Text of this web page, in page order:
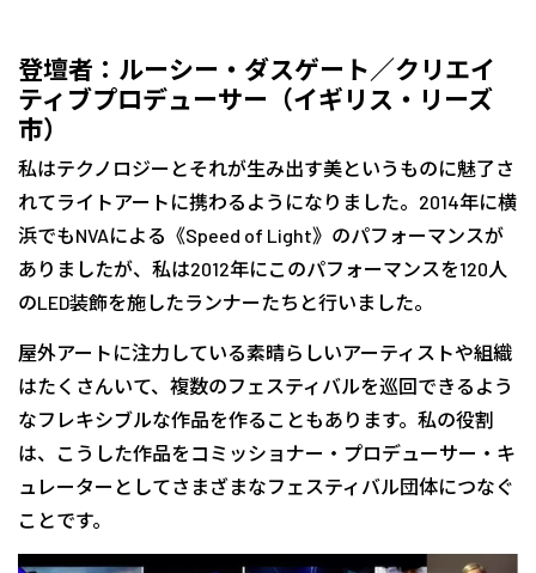
登壇者：ルーシー・ダスゲート／クリエイ
ティブプロデューサー（イギリス・リーズ
市）
私はテクノロジーとそれが生み出す美というものに魅了さ
れてライトアートに携わるようになりました。2014年に横
浜でもNVAによる《Speed of Light》のパフォーマンスが
ありましたが、私は2012年にこのパフォーマンスを120人
のLED装飾を施したランナーたちと行いました。
屋外アートに注力している素晴らしいアーティストや組織
はたくさんいて、複数のフェスティバルを巡回できるよう
なフレキシブルな作品を作ることもあります。私の役割
は、こうした作品をコミッショナー・プロデューサー・キ
ュレーターとしてさまざまなフェスティバル団体につなぐ
ことです。